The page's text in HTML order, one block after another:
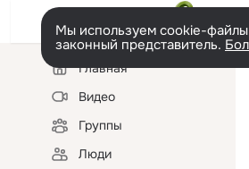
Мы используем cookie-
законный представитель.
Левая
колонкаГлавная
Видео
Группы
Люди